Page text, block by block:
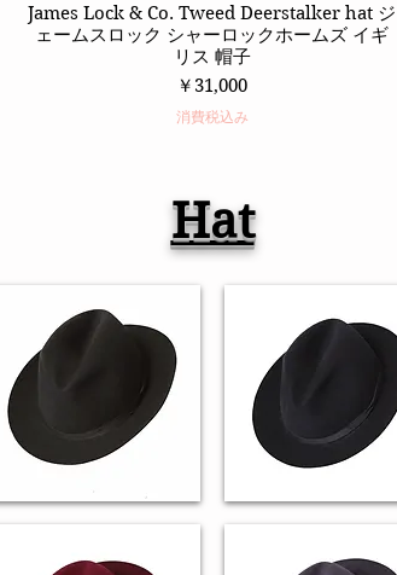
クイックビュー
James Lock & Co. Tweed Deerstalker hat ジ
ェームスロック シャーロックホームズ イギ
リス 帽子
価格
￥31,000
消費税込み
Hat